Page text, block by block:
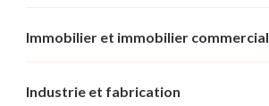
Immobilier et immobilier commercial
Industrie et fabrication